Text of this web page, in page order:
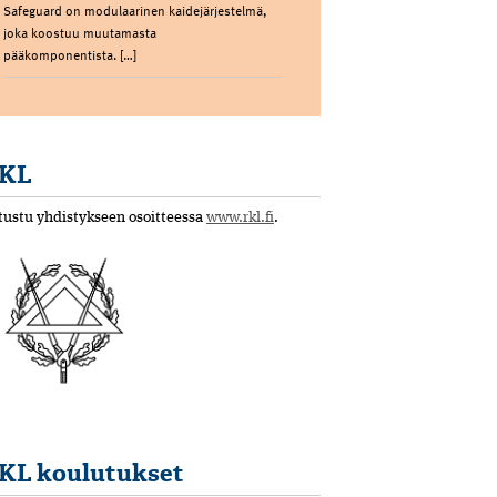
Safeguard on modulaarinen kaidejärjestelmä,
joka koostuu muutamasta
pääkomponentista. […]
yhdistykseen osoitteessa www.rkl.fi.
koulutukset